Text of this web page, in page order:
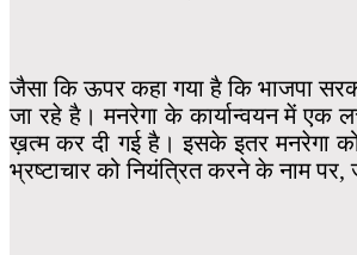
जैसा कि ऊपर कहा गया है कि भाजपा
जा रहे है। मनरेगा के कार्यान्वयन में एक
ख़त्म कर दी गई है। इसके इतर मनरेगा
भ्रष्टाचार को नियंत्रित करने के नाम